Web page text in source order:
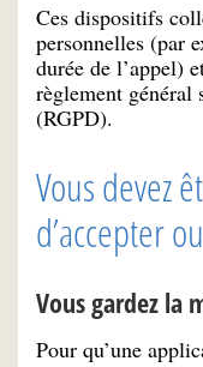
Ces dispositifs
personnelles (par
durée de l’appel)
règlement général
(RGPD).
Vous devez
d’accepter
Vous gardez la
Pour qu’une